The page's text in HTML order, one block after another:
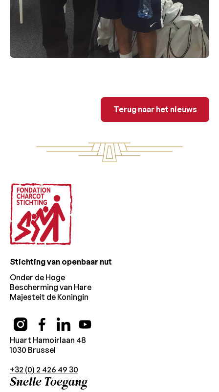
Terug naar het
Terug naar het nieuws
Voettekst
Stichting van openbaar nut
Onder de Hoge
Bescherming van Hare
Majesteit de Koningin
Huart Hamoirlaan 48
1030 Brussel
+32 (0) 2 426 49 30
Snelle Toegang